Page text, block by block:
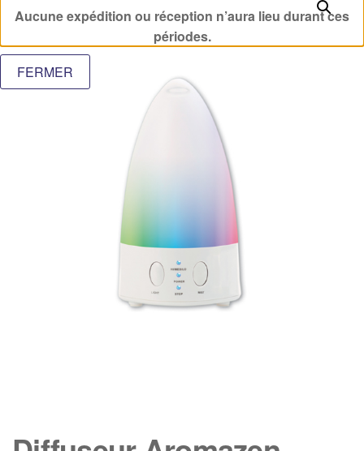
Aucune expédition ou réception n’aura lieu durant ces
périodes.
FERMER